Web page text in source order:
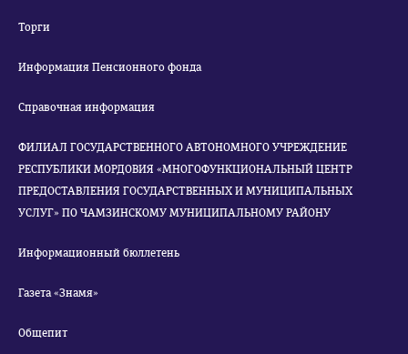
Торги
Информация Пенсионного фонда
Справочная информация
ФИЛИАЛ ГОСУДАРСТВЕННОГО АВТОНОМНОГО УЧРЕЖДЕНИЕ
РЕСПУБЛИКИ МОРДОВИЯ «МНОГОФУНКЦИОНАЛЬНЫЙ ЦЕНТР
ПРЕДОСТАВЛЕНИЯ ГОСУДАРСТВЕННЫХ И МУНИЦИПАЛЬНЫХ
УСЛУГ» ПО ЧАМЗИНСКОМУ МУНИЦИПАЛЬНОМУ РАЙОНУ
Информационный бюллетень
Газета «Знамя»
Общепит